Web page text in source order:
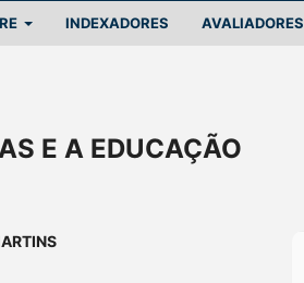
INDEXADORES AVALIADORES
E A EDUCAÇÃO